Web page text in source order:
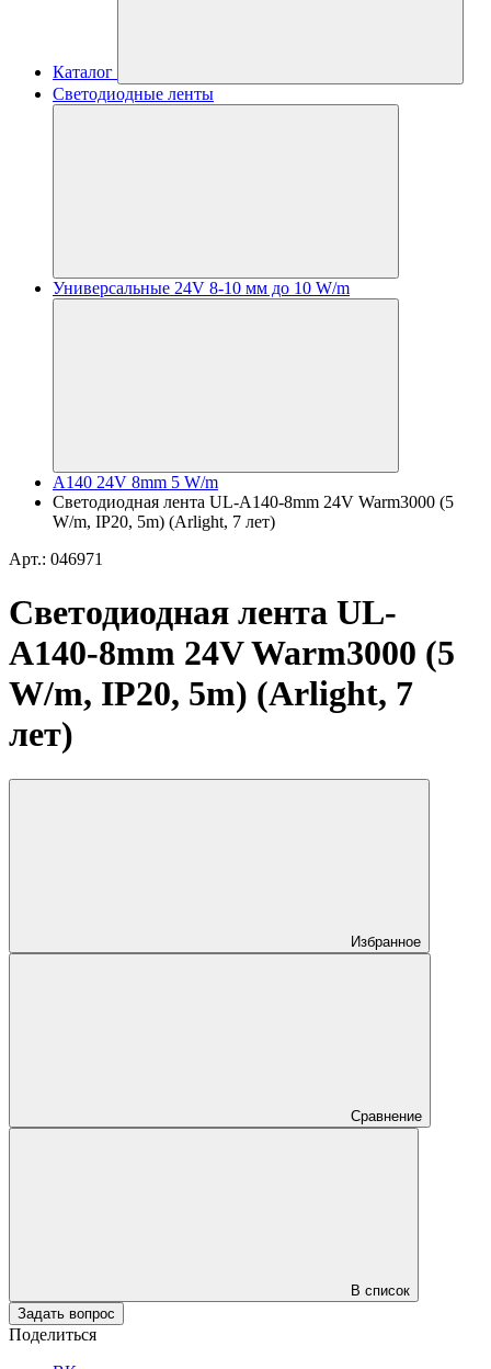
Каталог
Светодиодные ленты
Универсальные 24V 8-10 мм до 10 W/m
A140 24V 8mm 5 W/m
Светодиодная лента UL-A140-8mm 24V Warm3000 (5
W/m, IP20, 5m) (Arlight, 7 лет)
Арт.: 046971
Светодиодная лента UL-
A140-8mm 24V Warm3000 (5
W/m, IP20, 5m) (Arlight, 7
лет)
Избранное
Сравнение
В список
Задать вопрос
Поделиться